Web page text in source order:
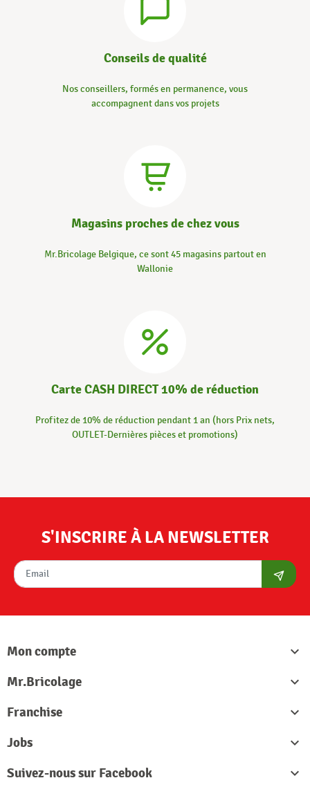
Conseils de qualité
Nos conseillers, formés en permanence, vous
accompagnent dans vos projets
Magasins proches de chez vous
Mr.Bricolage Belgique, ce sont 45 magasins partout en
Wallonie
Carte CASH DIRECT 10% de réduction
Profitez de 10% de réduction pendant 1 an (hors Prix nets,
OUTLET-Dernières pièces et promotions)
S'INSCRIRE À LA NEWSLETTER
Mon compte

Mr.Bricolage

Franchise

Jobs

Suivez-nous sur Facebook
